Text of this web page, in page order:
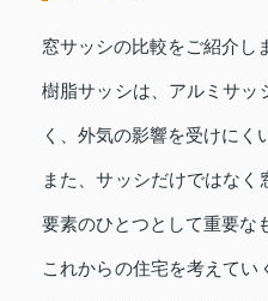
窓サッシの比較をご紹介し
樹脂サッシは、アルミサッ
く、外気の影響を受けにく
また、サッシだけではなく
要素のひとつとして重要な
これからの住宅を考えてい